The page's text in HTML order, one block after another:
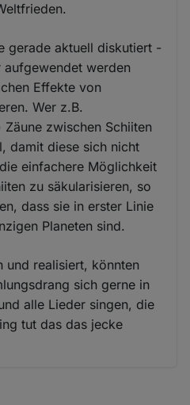
gerade aktuell diskutiert -
werden
Effekte von
Wer z.B.
zwischen Schiiten
damit diese sich nicht
einfachere Möglichkeit
zu säkularisieren, so
dass sie in erster Linie
Planeten sind.
und realisiert, könnten
sich gerne in
alle Lieder singen, die
tut das das jecke